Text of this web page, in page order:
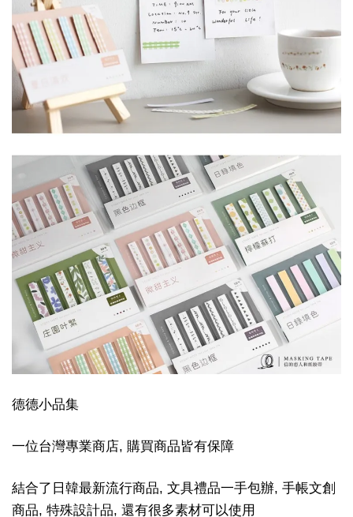
德德小品集
一位台灣專業商店, 購買商品皆有保障
結合了日韓最新流行商品, 文具禮品一手包辦, 手帳文創
商品, 特殊設計品, 還有很多素材可以使用